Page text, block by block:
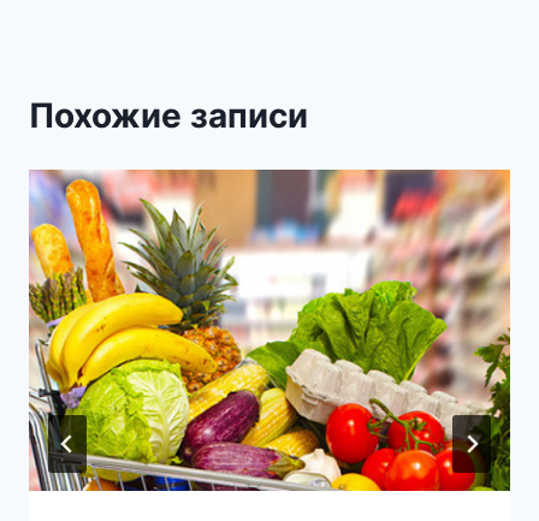
Похожие записи